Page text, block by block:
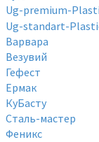
Ug-premium-
Ug-standart-
Варвара
Везувий
Гефест
Ермак
КуБасту
Сталь-мастер
Феникс